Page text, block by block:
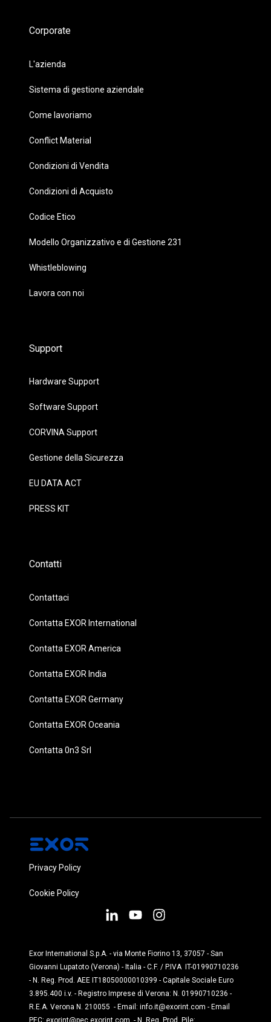
Corporate
L'azienda
Sistema di gestione aziendale
Come lavoriamo
Conflict Material
Condizioni di Vendita
Condizioni di Acquisto
Codice Etico
Modello Organizzativo e di Gestione 231
Whistleblowing
Lavora con noi
Support
Hardware Support
Software Support
CORVINA Support
Gestione della Sicurezza
EU DATA ACT
PRESS KIT
Contatti
Contattaci
Contatta EXOR International
Contatta EXOR America
Contatta EXOR India
Contatta EXOR Germany
Contatta EXOR Oceania
Contatta 0n3 Srl
Privacy Policy
Cookie Policy
Exor International S.p.A. - via Monte Fiorino 13, 37057 - San
Giovanni Lupatoto (Verona) - Italia - C.F. / P.IVA IT-01990710236
- N. Reg. Prod. AEE IT18050000010399 - Capitale Sociale Euro
3.895.400 i.v. - Registro Imprese di Verona: N. 01990710236 -
R.E.A. Verona N. 210055 - Email: info.it@exorint.com - Email
PEC: exorint@pec.exorint.com - N. Reg. Prod. Pile: